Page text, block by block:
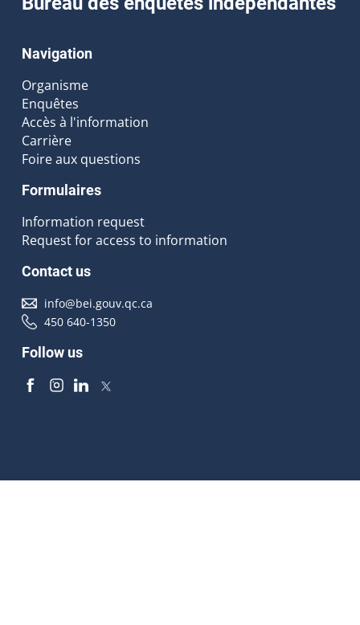
Navigation
Organisme
Enquêtes
Accès à l'information
Carrière
Foire aux questions
Formulaires
Information request
Request for access to information
Contact us
info@bei.gouv.qc.ca
450 640-1350
Follow us